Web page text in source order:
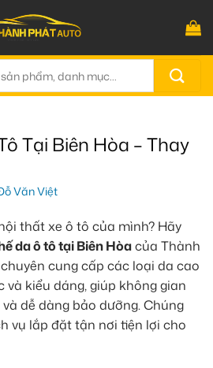
Tại Biên Hòa – Thay
Văn Việt
thất xe ô tô của mình? Hãy
da ô tô tại Biên Hòacủa Thành
cung cấp các loại da cao
và kiểu dáng, giúp không gian
dễ dàng bảo dưỡng. Chúng
vụ lắp đặt tận nơi tiện lợi cho